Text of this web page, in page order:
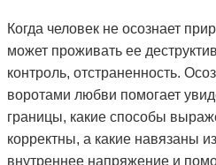
Когда человек не осознает
может проживать ее
контроль, отстраненность.
воротами любви помогает
границы, какие способы
корректны, а какие навязаны
внутреннее напряжение и